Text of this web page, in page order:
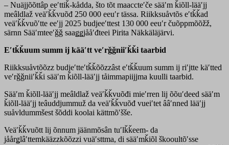
– Nuäjjõõttâp eeʹttiǩ-kådda, što tõt maaccteʹče sääʹm ǩiõll-lääʹjj
meâldlaž veäʹǩǩvuõđ 250 000 eeuʹr tässa. Riikksuåvtõs eʹtǩǩad
veäʹǩǩvuõʹtte eeʹjj 2025 budjeeʹttest 130 000 eeuʹr čuõppmõõžž,
särnn Sääʹmteeʹǧǧ saaǥǥjååʹđteei Pirita Näkkäläjärvi.
Eʹtǩǩuum summ ij kääʹtt veʹrǧǧniiʹǩǩi taarbid
Riikksuåvtõõzz budjeʹtteʹtǩǩõõzzâst eʹtǩǩuum summ ij riʹjtte käʹtted
veʹrǧǧniiʹǩǩi sääʹm ǩiõll-lääʹjj tåimmapiijjma kuulli taarbid.
Sääʹm ǩiõll-lääʹjj meâldlaž veäʹǩǩvuõđi mieʹrren lij õõuʹdeed sääʹm
ǩiõll-lääʹjj teâuddjummuž da veäʹǩǩvuõđ vueiʹtet ââʹnned lääʹjj
suåvldummšest šõddi koolai kättmõʹšše.
Veäʹǩǩvuõtt lij õnnum jäänmõsân tuʹlǩǩeem- da
jåårǥlâʹttemkääzzkõõzzi vuäʹsttma, di sääʹmǩiõl škooultõʹsse